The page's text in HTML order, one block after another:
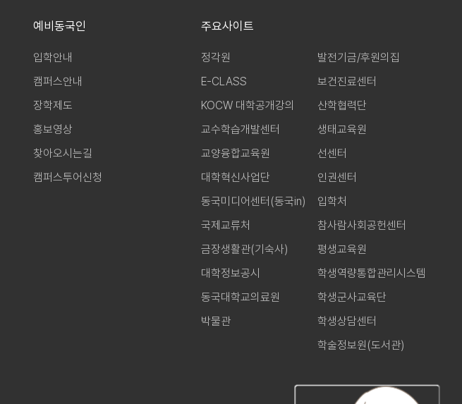
예비동국인
입학안내
캠퍼스안내
장학제도
홍보영상
찾아오시는길
캠퍼스투어신청
주요사이트
정각원
E-CLASS
KOCW 대학공개강의
교수학습개발센터
교양융합교육원
대학혁신사업단
동국미디어센터(동국in)
국제교류처
금장생활관(기숙사)
대학정보공시
동국대학교의료원
박물관
발전기금/후원의집
보건진료센터
산학협력단
생태교육원
선센터
인권센터
입학처
참사람사회공헌센터
평생교육원
학생역량통합관리시스템
학생군사교육단
학생상담센터
학술정보원(도서관)